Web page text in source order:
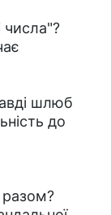
числа"?
шлюб
до
разом?